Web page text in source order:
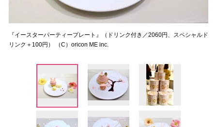
『イースターパーティープレート』（ドリンク付き／2060円、スペシャルド
リンク＋100円） （C）oricon ME inc.